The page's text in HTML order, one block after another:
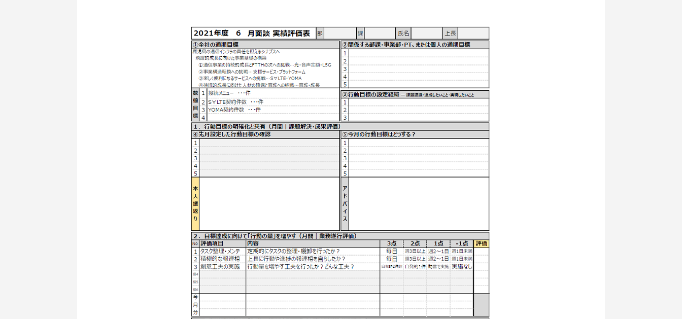
シナプスの技術
Technology
シナプスの技術力
シナプス技術者ブログ
座談会
シナプスの仕事と人
Work
スタッフ紹介
スタッフブログ
採用情報
採用エントリー
会社情報
Company
会社概要
アクセス
沿革